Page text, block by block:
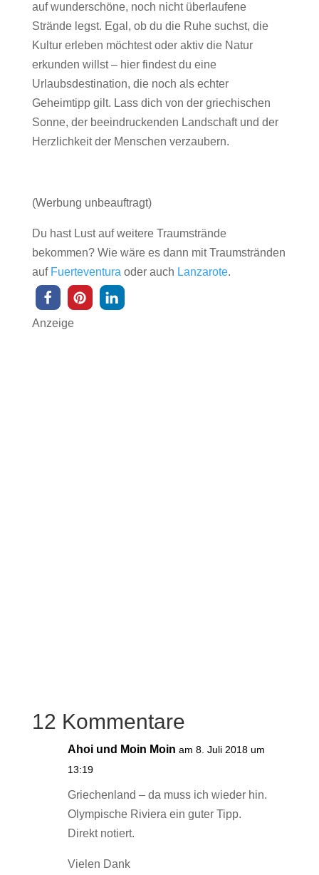
auf wunderschöne, noch nicht überlaufene
Strände legst. Egal, ob du die Ruhe suchst, die
Kultur erleben möchtest oder aktiv die Natur
erkunden willst – hier findest du eine
Urlaubsdestination, die noch als echter
Geheimtipp gilt. Lass dich von der griechischen
Sonne, der beeindruckenden Landschaft und der
Herzlichkeit der Menschen verzaubern.
(Werbung unbeauftragt)
Du hast Lust auf weitere Traumstrände
bekommen? Wie wäre es dann mit Traumstränden
auf Fuerteventura oder auch Lanzarote.
Anzeige
12 Kommentare
Ahoi und Moin Moin am 8. Juli 2018 um
13:19
Griechenland – da muss ich wieder hin.
Olympische Riviera ein guter Tipp.
Direkt notiert.
Vielen Dank